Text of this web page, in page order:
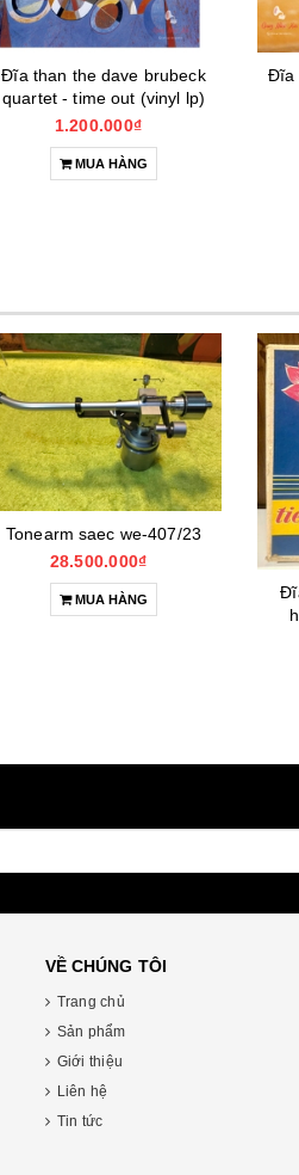
Đĩa than the dave brubeck
quartet - time out (vinyl lp)
1.200.000₫
MUA HÀNG
Đĩa
Tonearm saec we-407/23
28.500.000₫
MUA HÀNG
VỀ CHÚNG TÔI
Trang chủ
Sản phẩm
Giới thiệu
Liên hệ
Tin tức